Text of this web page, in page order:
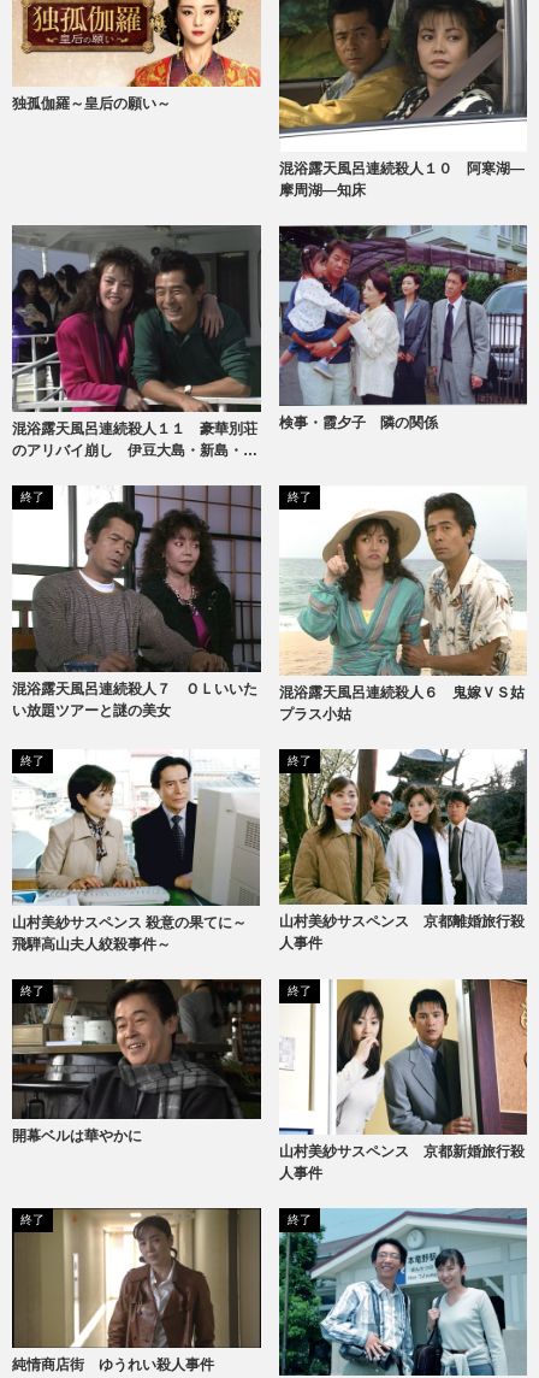
独孤伽羅～皇后の願い～
混浴露天風呂連続殺人１０ 阿寒湖―
摩周湖―知床
混浴露天風呂連続殺人１１ 豪華別荘
のアリバイ崩し 伊豆大島・新島・式
検事・霞夕子 隣の関係
終了
混浴露天風呂連続殺人７ ＯＬいいた
い放題ツアーと謎の美女
終了
混浴露天風呂連続殺人６ 鬼嫁ＶＳ姑
プラス小姑
終了
山村美紗サスペンス 殺意の果てに～
飛騨高山夫人絞殺事件～
終了
山村美紗サスペンス 京都離婚旅行殺
人事件
終了
開幕ベルは華やかに
終了
山村美紗サスペンス 京都新婚旅行殺
人事件
終了
純情商店街 ゆうれい殺人事件
終了